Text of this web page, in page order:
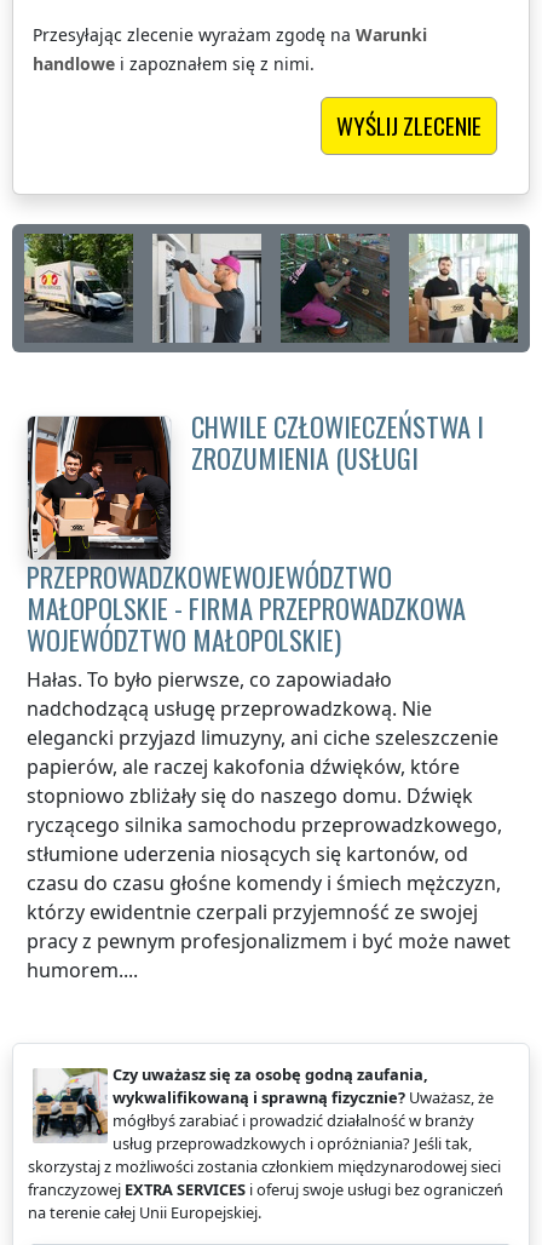
Przesyłając zlecenie wyrażam zgodę na Warunki
handlowe i zapoznałem się z nimi.
CHWILE CZŁOWIECZEŃSTWA I
ZROZUMIENIA (USŁUGI
PRZEPROWADZKOWEWOJEWÓDZTWO
MAŁOPOLSKIE - FIRMA PRZEPROWADZKOWA
WOJEWÓDZTWO MAŁOPOLSKIE)
Hałas. To było pierwsze, co zapowiadało
nadchodzącą usługę przeprowadzkową. Nie
elegancki przyjazd limuzyny, ani ciche szeleszczenie
papierów, ale raczej kakofonia dźwięków, które
stopniowo zbliżały się do naszego domu. Dźwięk
ryczącego silnika samochodu przeprowadzkowego,
stłumione uderzenia niosących się kartonów, od
czasu do czasu głośne komendy i śmiech mężczyzn,
którzy ewidentnie czerpali przyjemność ze swojej
pracy z pewnym profesjonalizmem i być może nawet
humorem....
Czy uważasz się za osobę godną zaufania,
wykwalifikowaną i sprawną fizycznie? Uważasz, że
mógłbyś zarabiać i prowadzić działalność w branży
usług przeprowadzkowych i opróżniania? Jeśli tak,
skorzystaj z możliwości zostania członkiem międzynarodowej sieci
franczyzowej EXTRA SERVICES i oferuj swoje usługi bez ograniczeń
na terenie całej Unii Europejskiej.